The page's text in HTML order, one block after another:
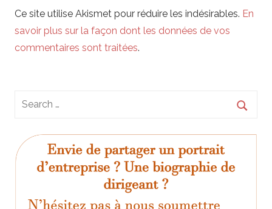
Ce site utilise Akismet pour réduire les indésirables. En
savoir plus sur la façon dont les données de vos
commentaires sont traitées.